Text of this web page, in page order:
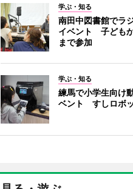
学ぶ・知る
南田中図書館でラ
イベント 子ども
まで参加
学ぶ・知る
練馬で小学生向け
ベント すしロボ